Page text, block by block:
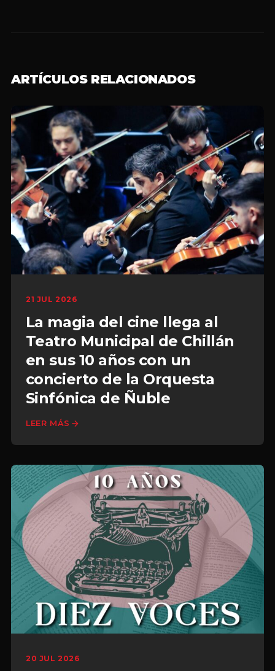
ARTÍCULOS RELACIONADOS
21 JUL 2026
La magia del cine llega al
Teatro Municipal de Chillán
en sus 10 años con un
concierto de la Orquesta
Sinfónica de Ñuble
LEER MÁS
20 JUL 2026